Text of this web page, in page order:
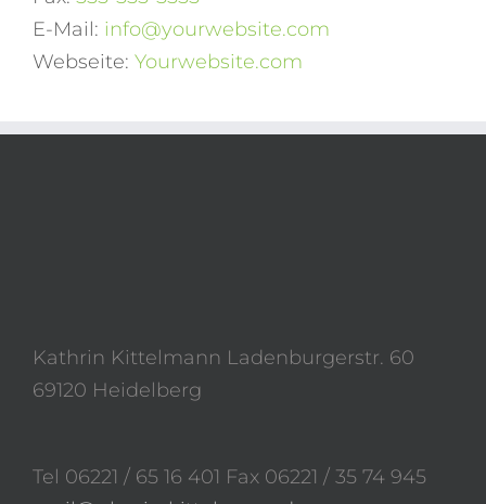
E-Mail: info@yourwebsite.com
Webseite: Yourwebsite.com
Kathrin Kittelmann Ladenburgerstr. 60
69120 Heidelberg
Tel 06221 / 65 16 401 Fax 06221 / 35 74 945